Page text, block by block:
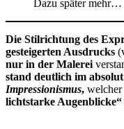
Dazu später mehr…
Die Stilrichtung des
gesteigerten Ausdrucks
nur in der Malerei
stand deutlich im
Impressionismus,
lichtstarke Augenblicke“